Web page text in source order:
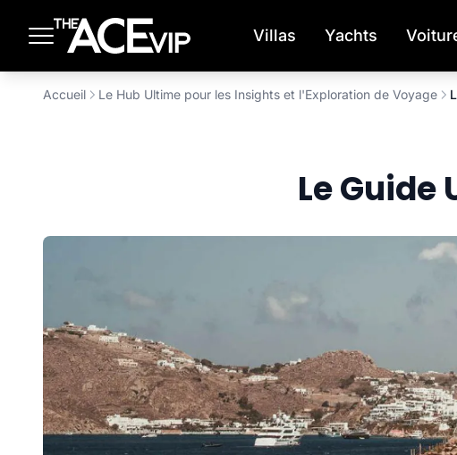
Villas Yachts
Accueil Le Hub Ultime pour les Insights et l'Exploration de Voyage
Le Guide